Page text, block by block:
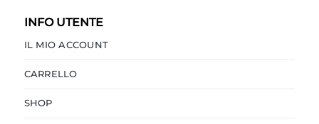
INFO UTENTE
IL MIO ACCOUNT
CARRELLO
SHOP